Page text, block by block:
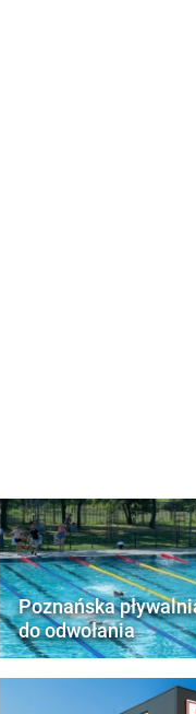
Poznańska
do odwołania